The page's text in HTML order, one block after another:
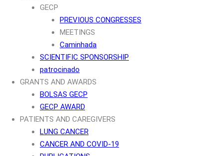
GECP
PREVIOUS CONGRESSES
MEETINGS
Caminhada
SCIENTIFIC SPONSORSHIP
patrocinado
GRANTS AND AWARDS
BOLSAS GECP
GECP AWARD
PATIENTS AND CAREGIVERS
LUNG CANCER
CANCER AND COVID-19